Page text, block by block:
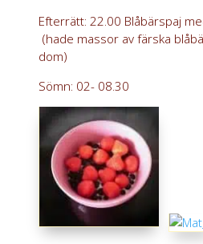
Efterrätt: 22.00 Blåbärspaj
(hade massor av färska
dom)
Sömn: 02- 08.30